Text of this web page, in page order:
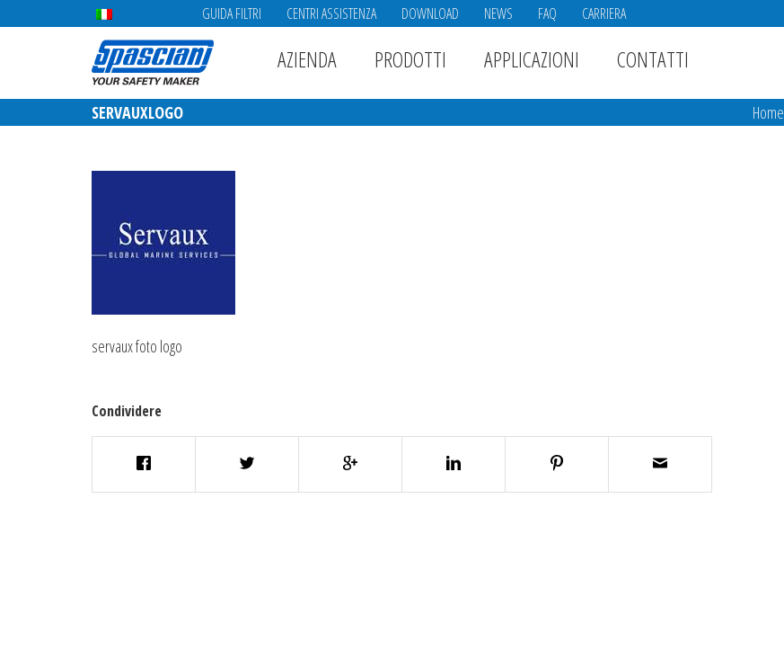
GUIDA FILTRI CENTRI ASSISTENZA DOWNLOAD NEWS FAQ CARRIERA
AZIENDA PRODOTTI APPLICAZIONI CONTATTI
SERVAUXLOGO Home
servaux foto logo
Condividere